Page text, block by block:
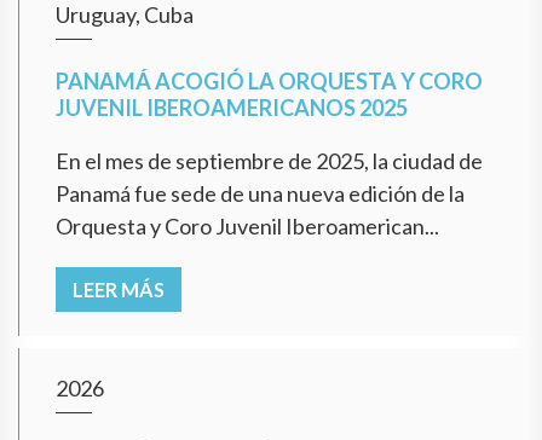
Uruguay, Cuba
PANAMÁ ACOGIÓ LA ORQUESTA Y CORO
JUVENIL IBEROAMERICANOS 2025
En el mes de septiembre de 2025, la ciudad de
Panamá fue sede de una nueva edición de la
Orquesta y Coro Juvenil Iberoamerican...
LEER MÁS
2026